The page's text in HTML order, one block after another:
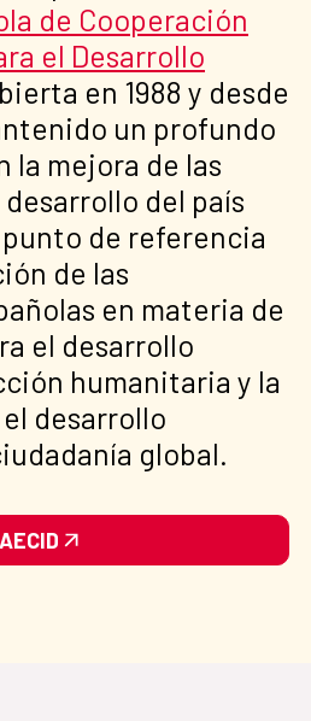
de Cooperación
el Desarrollo
en 1988 y desde
un profundo
la mejora de las
del país
de referencia
de las
en materia de
el desarrollo
humanitaria y la
desarrollo
global.
AECID